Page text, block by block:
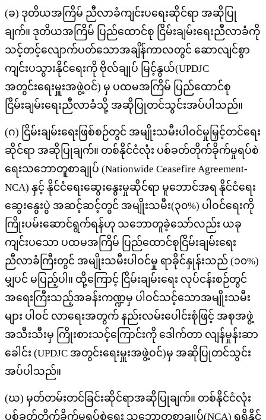
(ခ) ဒုတိယအကြိမ် ညီလာခံကျင်းပရေးဆိုင်ရာ အဆိုပြု
ချက်။ ဒုတိယအကြိမ် ပြည်ထောင်စု ငြိမ်းချမ်းရေးညီလာခံကို
သင့်တင့်လျောက်ပတ်သောအချိန်ကာလတွင် ဆောလျင်စွာ
ကျင်းပသွားနိုင်ရေးကို ဗိုလ်ချုပ် မြင့်နွယ်(UPDJC
အတွင်းရေးမှူးအဖွဲ့ဝင်) မှ ပထမအကြိမ် ပြည်ထောင်စု
ငြိမ်းချမ်းရေးညီလာခံသို့ အဆိုပြုတင်သွင်းအပ်ပါသည်။
(ဂ) ငြိမ်းချမ်းရေးဖြစ်စဉ်တွင် အမျိုးသမီးပါဝင်မှုမြှင့်တင်ရေး
ဆိုင်ရာ အဆိုပြုချက်။ တစ်နိုင်ငံလုံး ပစ်ခတ်တိုက်ခိုက်မှုရပ်စဲ
ရေးသဘောတူစာချုပ် (Nationwide Ceasefire Agreement-
NCA) နှင့် နိုင်ငံရေးဆွေးနွေးမှုဆိုင်ရာ မူဘောင်အရ နိုင်ငံရေး
ဆွေးနွေးပွဲ အဆင့်ဆင့်တွင် အမျိုးသမီး(၃၀%) ပါဝင်ရေးကို
ကြိုးပမ်းဆောင်ရွက်ရန်ဟု သဘောတူခဲ့သော်လည်း ယခု
ကျင်းပသော ပထမအကြိမ် ပြည်ထောင်စုငြိမ်းချမ်းရေး
ညီလာခံကြီးတွင် အမျိုးသမီးပါဝင်မှု ရာခိုင်နှုန်းသည် (၁၀%)
မျှပင် မပြည့်ပါ။ ထို့ကြောင့် ငြိမ်းချမ်းရေး လုပ်ငန်းစဉ်တွင်
အရေးကြီးသည့်အခန်းကဏ္ဍမှ ပါဝင်သင့်သောအမျိုးသမီး
များ ပါဝင် လာရေးအတွက် နည်းလမ်းပေါင်းစုံဖြင့် အစုအဖွဲ့
အသီးသီးမှ ကြိုးစားသင့်ကြောင်းကို ဒေါက်တာ လျန်မှုန်းဆာ
ခေါင်း (UPDJC အတွင်းရေးမှူးအဖွဲ့ဝင်)မှ အဆိုပြုတင်သွင်း
အပ်ပါသည်။
(ဃ) မှတ်တမ်းတင်ခြင်းဆိုင်ရာအဆိုပြုချက်။ တစ်နိုင်ငံလုံး
ပစ်ခတ်တိုက်ခိုက်မှုရပ်စဲရေး သဘောတူစာချုပ်(NCA) ရရှိနိုင်